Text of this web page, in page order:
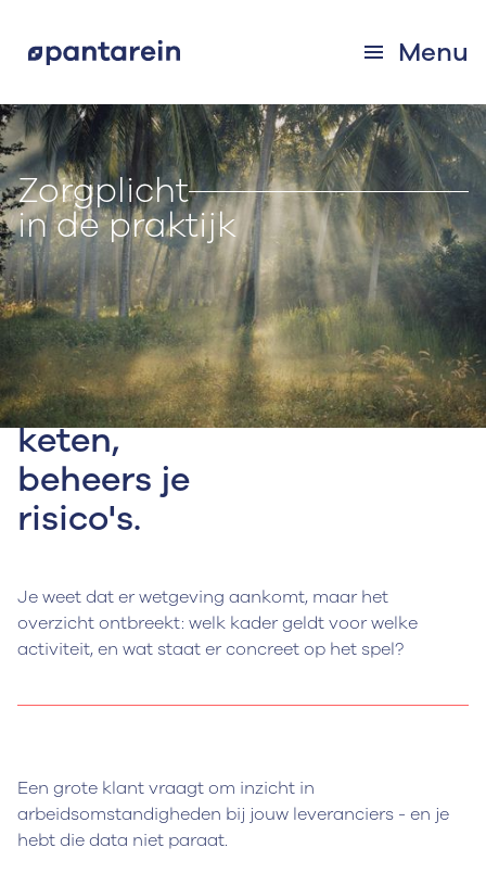
Menu
Zorgplicht
in de praktijk
Ken je
keten,
beheers je
risico's.
Je weet dat er wetgeving aankomt, maar het
overzicht ontbreekt: welk kader geldt voor welke
activiteit, en wat staat er concreet op het spel?
Een grote klant vraagt om inzicht in
arbeidsomstandigheden bij jouw leveranciers - en je
hebt die data niet paraat.